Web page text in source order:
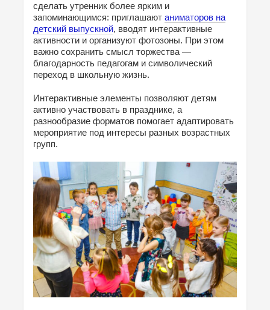
сделать утренник более ярким и
запоминающимся: приглашают аниматоров на
детский выпускной, вводят интерактивные
активности и организуют фотозоны. При этом
важно сохранить смысл торжества —
благодарность педагогам и символический
переход в школьную жизнь.
Интерактивные элементы позволяют детям
активно участвовать в празднике, а
разнообразие форматов помогает адаптировать
мероприятие под интересы разных возрастных
групп.